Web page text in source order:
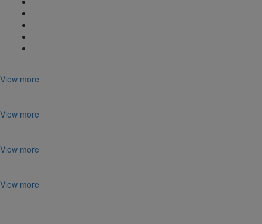
View more
View more
View more
View more